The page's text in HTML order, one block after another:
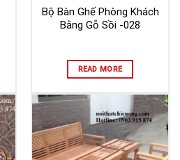
Bộ Bàn Ghế Phòng Khách
Bằng Gỗ Sồi -028
READ MORE